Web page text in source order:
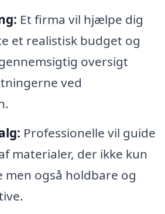
Et firma vil hjælpe dig
et realistisk budget og
oversigt
ved
Professionelle vil guide
materialer, der ikke kun
også holdbare og